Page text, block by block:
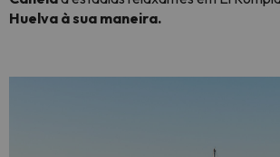
Huelva à sua maneira.